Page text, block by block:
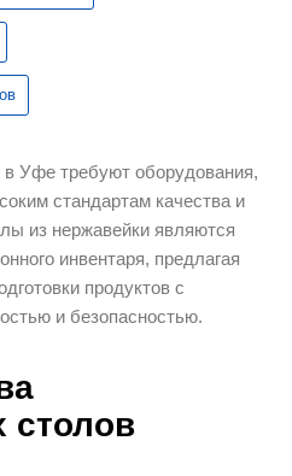
Уфе требуют оборудования,
стандартам качества и
из нержавейки являются
инвентаря, предлагая
продуктов с
и безопасностью.
столов